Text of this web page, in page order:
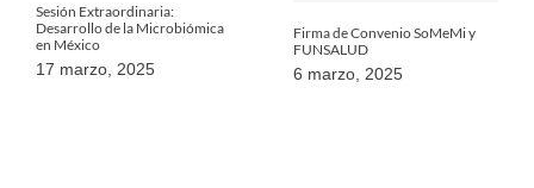
Sesión Extraordinaria:
Desarrollo de la Microbiómica
en México
17 marzo, 2025
Firma de Convenio SoMeMi y
FUNSALUD
6 marzo, 2025